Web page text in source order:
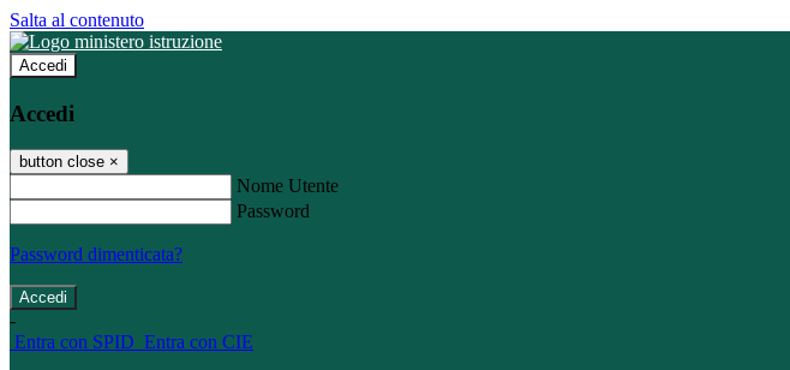
Salta al contenuto
Accedi
Accedi
button close ×
Nome Utente
Password
Password dimenticata?
-
Entra con SPID Entra con CIE